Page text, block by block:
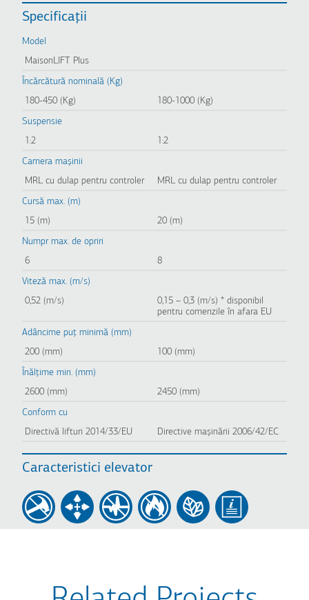
Specificații
Model
MaisonLIFT Plus
Încărcătură nominală (Kg)
180-450 (Kg)
180-1000 (Kg)
Suspensie
1:2
1:2
Camera mașinii
MRL cu dulap pentru controler
MRL cu dulap pentru controler
Cursă max. (m)
15 (m)
20 (m)
Numpr max. de opriri
6
8
Viteză max. (m/s)
0,52 (m/s)
0,15 – 0,3 (m/s) * disponibil
pentru comenzile în afara EU
Adâncime puț minimă (mm)
200 (mm)
100 (mm)
Înălțime min. (mm)
2600 (mm)
2450 (mm)
Conform cu
Directivă lifturi 2014/33/EU
Directive mașinării 2006/42/EC
Caracteristici elevator